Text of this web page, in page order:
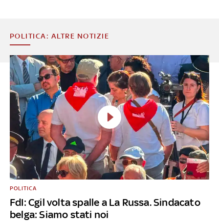
POLITICA: ALTRE NOTIZIE
FdI: Cgil volta spalle a La Russa. Sindacato
belga: Siamo stati noi
POLITICA